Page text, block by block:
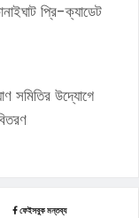
প্রি-ক্যাডেট
সমিতির উদ্যােগে
ফেইসবুক মন্তব্য